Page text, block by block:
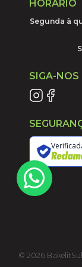
HORÁRIO
Segunda à
SIGA-NOS
© 2026BakelitSul